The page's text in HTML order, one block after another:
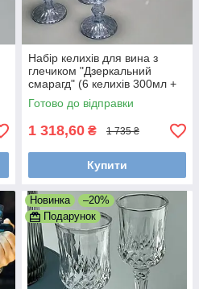
Набір келихів для вина з
глечиком "Дзеркальний
смарагд" (6 келихів 300мл +
глечик 1л)
Готово до відправки
1 318,60 ₴ 1 735 ₴
Купити
Новинка
–20%
Подарунок